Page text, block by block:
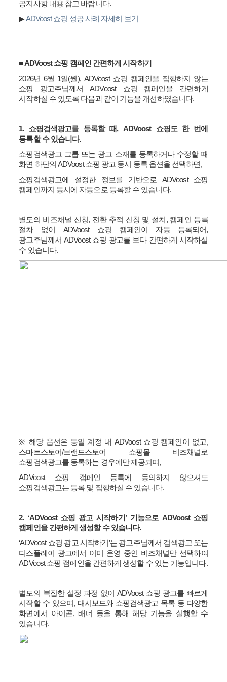
공지사항 내용 참고 바랍니다.
▶ADVoost쇼핑 성공 사례 자세히 보기
■ ADVoost쇼핑 캠페인 간편하게 시작하기
2026년 6월 1일(월), ADVoost 쇼핑 캠페인을 집행하지 않는
쇼핑 광고주님께서
ADVoost 쇼핑 캠페인을 간편하게
시작하실 수 있도록 다음과 같이 기능을 개선하였습니다.
1. 쇼핑검색광고를 등록할 때, ADVoost 쇼핑도 한 번에
등록할 수 있습니다.
쇼핑검색광고 그룹 또는 광고 소재를 등록하거나 수정할 때
화면 하단의 ADVoost쇼핑 광고 동시 등록 옵션을 선택하면 ,
쇼핑검색광고에 설정한 정보를 기반으로 ADVoost 쇼핑
캠페인까지 동시에 자동으로 등록할 수 있습니다.
별도의 비즈채널 신청, 전환 추적 신청 및 설치 , 캠페인 등록
절차 없이
ADVoost 쇼핑 캠페인이 자동 등록되어,
광고주님께서 ADVoost 쇼핑 광고를 보다 간편하게 시작하실
수 있습니다.
※ 해당 옵션은 동일 계정 내 ADVoost 쇼핑 캠페인이 없고,
스마트스토어/브랜드스토어 쇼핑몰 비즈채널로
쇼핑검색광고를 등록하는 경우에만 제공되며,
ADVoost 쇼핑 캠페인 등록에 동의하지 않으셔도
쇼핑검색광고는 등록 및 집행하실 수 있습니다.
2. ‘ADVoost 쇼핑 광고 시작하기 ’ 기능으로 ADVoost 쇼핑
캠페인을 간편하게 생성할 수 있습니다.
‘ADVoost 쇼핑 광고 시작하기 ’는 광고주님께서 검색광고 또는
디스플레이 광고에서 이미 운영 중인 비즈채널만 선택하여
ADVoost쇼핑 캠페인을 간편하게 생성할 수 있는 기능입니다.
별도의 복잡한 설정 과정 없이 ADVoost 쇼핑 광고를 빠르게
시작할 수 있으며, 대시보드와 쇼핑검색광고 목록 등 다양한
화면에서 아이콘, 배너 등을 통해 해당 기능을 실행할 수
있습니다.